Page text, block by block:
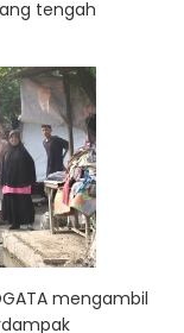
tengah
mengambil